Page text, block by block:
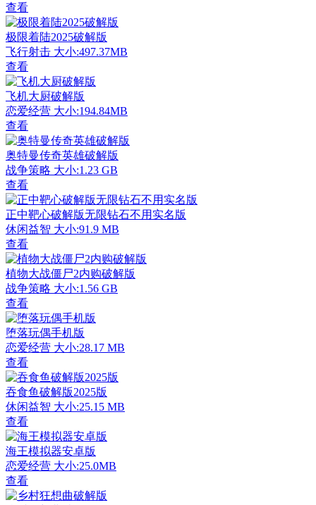
查看
极限着陆2025破解版
飞行射击 大小:497.37MB
查看
飞机大厨破解版
恋爱经营 大小:194.84MB
查看
奥特曼传奇英雄破解版
战争策略 大小:1.23 GB
查看
正中靶心破解版无限钻石不用实名版
休闲益智 大小:91.9 MB
查看
植物大战僵尸2内购破解版
战争策略 大小:1.56 GB
查看
堕落玩偶手机版
恋爱经营 大小:28.17 MB
查看
吞食鱼破解版2025版
休闲益智 大小:25.15 MB
查看
海王模拟器安卓版
恋爱经营 大小:25.0MB
查看